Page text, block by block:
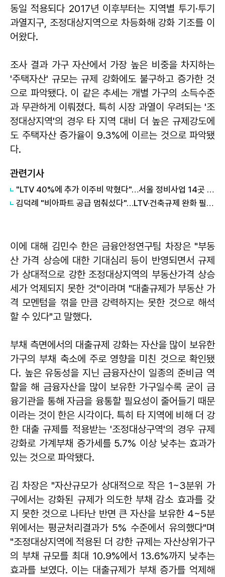
동일 적용되다 2017년 이후부터는 지역별 투기·투기
과열지구, 조정대상지역으로 차등화해 강화 기조를 이
어왔다.
조사 결과 가구 자산에서 가장 높은 비중을 차지하는
'주택자산' 규모는 규제 강화에도 불구하고 증가한 것
으로 파악됐다. 이 같은 추세는 개별 가구의 소득수준
과 무관하게 이뤄졌다. 특히 시장 과열이 우려되는 '조
정대상지역'의 경우 타 지역 대비 더 높은 규제강도에
도 주택자산 증가율이 9.3%에 이르는 것으로 파악됐
다.
관련기사
"LTV 40%에 추가 이주비 막혔다"…서울 정비사업 14곳 시공사 보증 '난항'
김덕례 "비아파트 공급 멈춰섰다"…LTV·건축규제 완화 필요
이에 대해 김민수 한은 금융안정연구팀 차장은 "부동
산 가격 상승에 대한 기대심리 등이 반영되면서 규제
가 상대적으로 강한 조정대상지역의 부동산가격 상승
세가 억제되지 못한 것"이라며 "대출규제가 부동산 가
격 모멘텀을 꺾을 만큼 강력하지는 못한 것으로 해석
할 수 있다"고 말했다.
부채 측면에서의 대출규제 강화는 자산을 많이 보유한
가구의 부채 축소에 주로 영향을 미친 것으로 확인됐
다. 높은 유동성을 지닌 금융자산이 일종의 준비금 역
할을 해 금융자산을 많이 보유한 가구일수록 굳이 금
융기관을 통해 자금을 융통할 필요성이 줄어들기 때문
이라는 것이 한은 시각이다. 특히 타 지역에 비해 더 강
한 대출 규제를 적용받는 '조정대상구역'의 경우 규제
강화로 가계부채 증가세를 5.7% 이상 낮추는 효과가
있는 것으로 파악됐다.
김 차장은 "자산규모가 상대적으로 작은 1~3분위 가
구에서는 강화된 규제가 의도한 부채 감소 효과를 갖
지 못한 것으로 나타난 반면 큰 자산을 보유한 4~5분
위에서는 평균처리결과가 5% 수준에서 유의했다"며
"조정대상지역에 적용된 더 강한 규제는 자산상위가구
의 부채 규모를 최대 10.9%에서 13.6%까지 낮추는
효과를 보였다. 이는 대출규제가 부채 증가를 억제해